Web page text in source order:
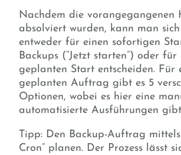
Nachdem die vorangegangenen
absolviert wurden, kann man
entweder für einen sofortigen
Backups (“Jetzt starten”) oder für
geplanten Start entscheiden. Für
geplanten Auftrag gibt es 5
Optionen, wobei es hier eine
automatisierte Ausführungen
Tipp: Den Backup-Auftrag mittels
Cron” planen. Der Prozess lässt